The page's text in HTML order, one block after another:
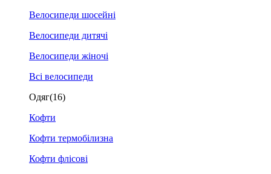
Велосипеди шосейні
Велосипеди дитячі
Велосипеди жіночі
Всі велосипеди
Одяг(16)
Кофти
Кофти термобілизна
Кофти флісові